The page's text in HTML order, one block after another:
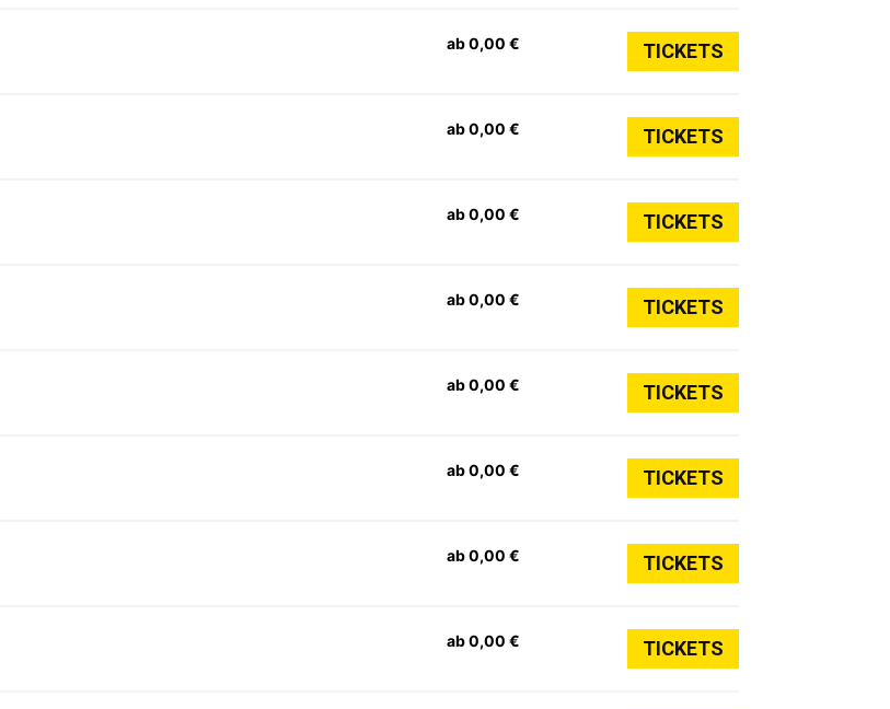
ab 0,00 € TICKETS
ab 0,00 € TICKETS
ab 0,00 € TICKETS
ab 0,00 € TICKETS
ab 0,00 € TICKETS
ab 0,00 € TICKETS
ab 0,00 € TICKETS
ab 0,00 € TICKETS